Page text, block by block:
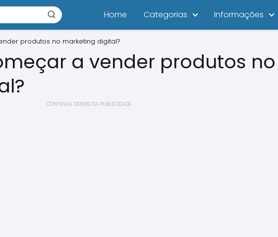
Home Categorias Informações
produtos no marketing digital?
a vender produtos no
CONTINUA DEPOIS DA PUBLICIDADE